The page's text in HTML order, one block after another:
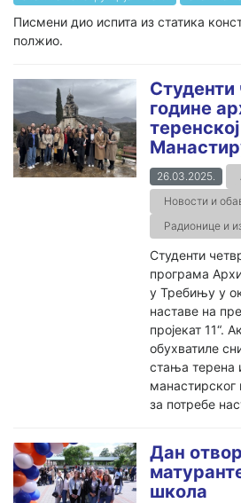
Писмени дио испита из статика
полжио.
Студенти
године
26.03.2025.
Новости и
Радионице и
Студенти
програма
у Требињу у
наставе на
пројекат 11“.
обухватиле
стања терена
за потребе
Дан
школа